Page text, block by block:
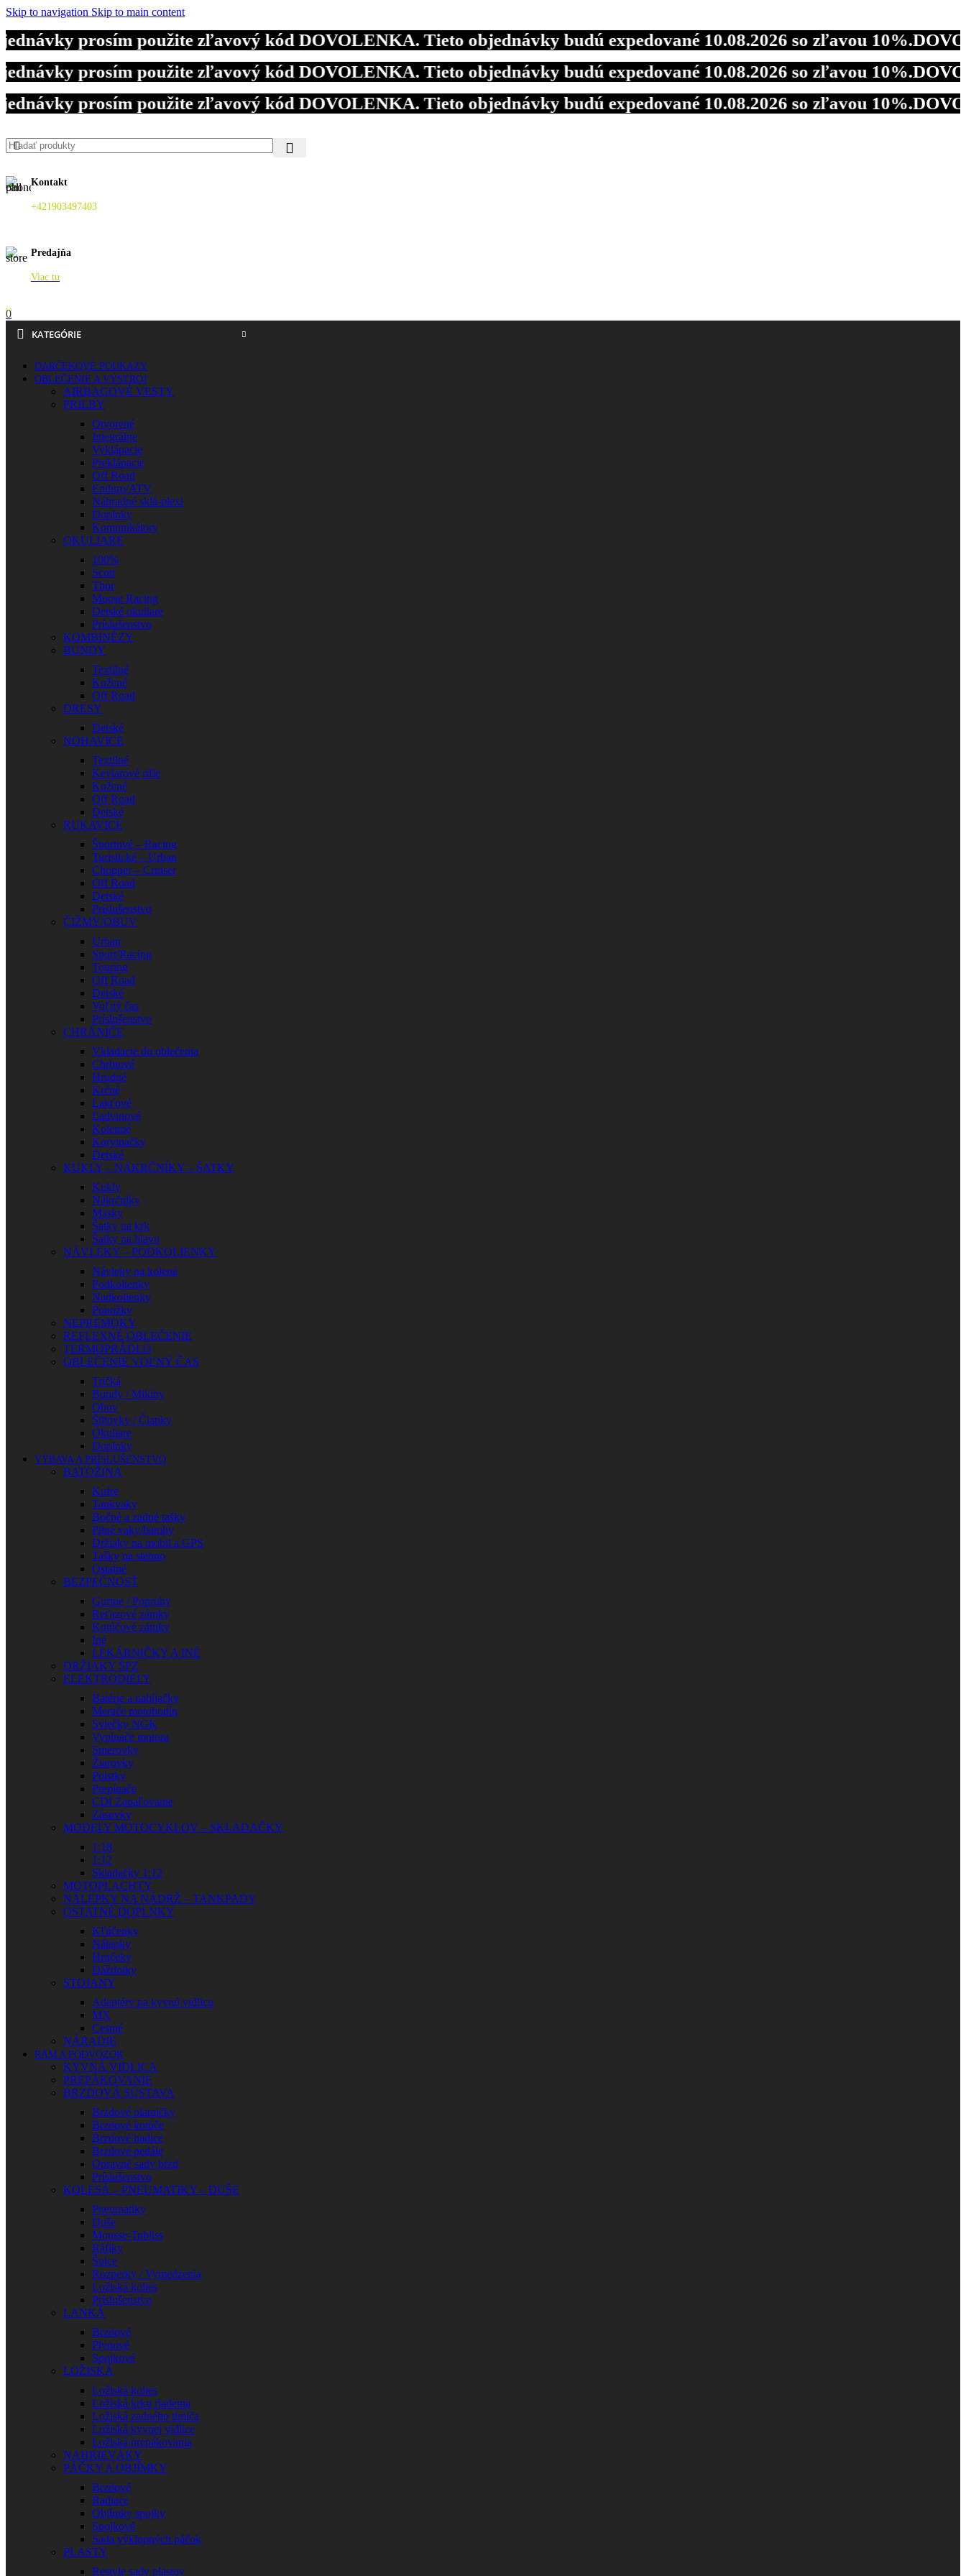
Skip to navigation Skip to main content
prosím použite zľavový kód DOVOLENKA. Tieto objednávky budú expedované 10.08.2026 so zľavou 10%.
prosím použite zľavový kód DOVOLENKA. Tieto objednávky budú expedované 10.08.2026 so zľavou 10%.
prosím použite zľavový kód DOVOLENKA. Tieto objednávky budú expedované 10.08.2026 so zľavou 10%.
Kontakt
+421903497403
Predajňa
Viac tu
0
KATEGÓRIE
DARČEKOVÉ POUKAZY
OBLEČENIE A VÝSTROJ
AIRBAGOVÉ VESTY
PRILBY
Otvorené
Integrálne
Vyklápacie
Preklápacie
Off Road
Enduro/ATV
Náhradné sklá-plexi
Doplnky
Komunikátory
OKULIARE
100%
Scott
Thor
Moose Racing
Detské okuliare
Príslušenstvo
KOMBINÉZY
BUNDY
Textilné
Kožené
Off Road
DRESY
Detské
NOHAVICE
Textilné
Kevlarové rifle
Kožené
Off Road
Detské
RUKAVICE
Športové – Racing
Turistické – Urban
Chopper – Cruiser
Off Road
Detské
Príslušenstvo
ČIŽMY/OBUV
Urban
Sport/Racing
Touring
Off Road
Detské
Voľný čas
Príslušenstvo
CHRÁNIČE
Vkladacie do oblečenia
Chrbtové
Hrudné
Krčné
Lakťové
Ľadvinové
Kolenné
Korytnačky
Detské
KUKLY – NÁKRČNÍKY – ŠATKY
Kukly
Nákrčníky
Masky
Šatky na krk
Šatky na hlavu
NÁVLEKY – PODKOLIENKY
Návleky na kolená
Podkolienky
Nadkolienky
Ponožky
NEPREMOKY
REFLEXNÉ OBLEČENIE
TERMOPRÁDLO
OBLEČENIE VOĽNÝ ČAS
Tričká
Bundy / Mikiny
Obuv
Šiltovky / Čiapky
Okuliare
Doplnky
VÝBAVA A PRÍSLUŠENSTVO
BATOŽINA
Kufre
Tankvaky
Bočné a zadné tašky
Pitné vaky/batohy
Držiaky na mobil a GPS
Tašky na stehno
Ostatné
BEZPEČNOSŤ
Gurtne / Popruhy
Reťazové zámky
Kotúčové zámky
Iné
LEKÁRNIČKY A INÉ
DRŽIAKY ŠPZ
ELEKTRODIELY
Batérie a nabíjačky
Merače motohodín
Sviečky NGK
Vypínače motora
Smerovky
Žiarovky
Poistky
Prepínače
CDI Zapaľovanie
Zásuvky
MODELY MOTOCYKLOV – SKLADAČKY
1:18
1:12
Skladačky 1:12
MOTOPLACHTY
NÁLEPKY NA NÁDRŽ – TANKPADY
OSTATNÉ DOPLNKY
Kľúčenky
Nálepky
Hrnčeky
Dáždniky
STOJANY
Adaptéry na kyvnú vidlicu
MX
Cestné
NÁRADIE
RÁM A PODVOZOK
KYVNÁ VIDLICA
PREPÁKOVANIE
BRZDOVÁ SÚSTAVA
Brzdové platničky
Brzdové kotúče
Brzdové hadice
Brzdové pedále
Opravné sady bŕzd
Príslušenstvo
KOLESÁ – PNEUMATIKY – DUŠE
Pneumatiky
Duše
Mousse-Tubliss
Ráfiky
Špice
Rozperky / Vymedzenia
Ložiská kolies
Príslušenstvo
LANKÁ
Brzdové
Plynové
Spojkové
LOŽISKÁ
Ložiská kolies
Ložiská krku riadenia
Ložiská zadného tlmiča
Ložiská kyvnej vidlice
Ložiská prepákovania
NAHRIEVÁKY
PÁČKY A OBJÍMKY
Brzdové
Radiace
Objímky spojky
Spojkové
Sada výklopných páčok
PLASTY
Restyle sady plastov